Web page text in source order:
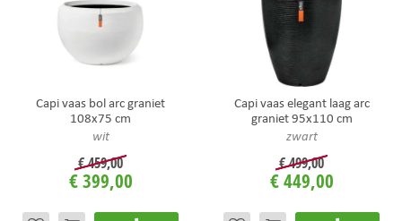
Capi vaas bol arc graniet
108x75 cm
wit
€459,00
€399,00
Capi vaas elegant laag arc
graniet 95x110 cm
zwart
€499,00
€449,00